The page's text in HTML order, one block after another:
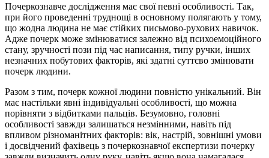
Почеркознавче дослідження має свої певні особливості. Так,
при його проведенні труднощі в основному полягають у тому,
що жодна людина не має стійких письмово-рухових навичок.
Адже почерк може змінюватися залежно від психоемоційного
стану, зручності пози під час написання, типу ручки, інших
незначних побутових факторів, які здатні суттєво змінювати
почерк людини.
Разом з тим, почерк кожної людини повністю унікальний. Він
має настільки явні індивідуальні особливості, що можна
порівняти з відбитками пальців. Безумовно, головні
особливості завжди залишаться незмінними, навіть під
впливом різноманітних факторів: вік, настрій, зовнішні умови
і досвідчений фахівець з почеркознавчої експертизи почерку